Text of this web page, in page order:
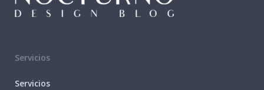
Servicios
Servicios